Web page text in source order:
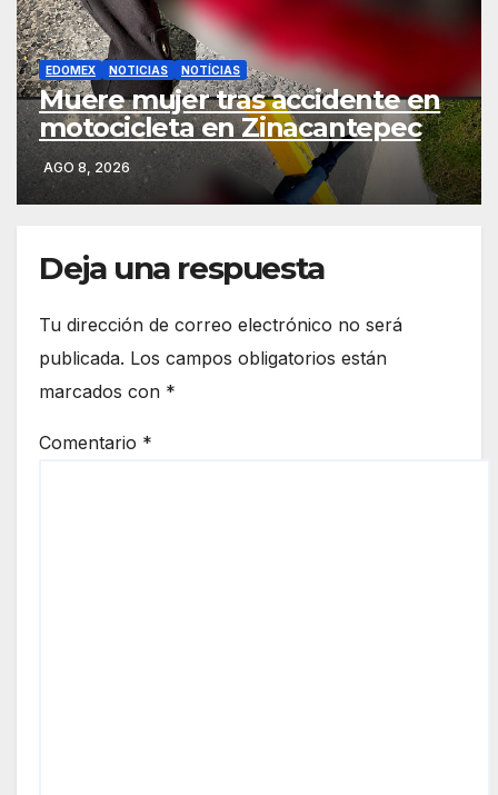
EDOMEX NOTICIAS NOTÍCIAS
Muere mujer tras accidente en
motocicleta en Zinacantepec
AGO 8, 2026
Deja una respuesta
Tu dirección de correo electrónico no será
publicada. Los campos obligatorios están
marcados con *
Comentario *